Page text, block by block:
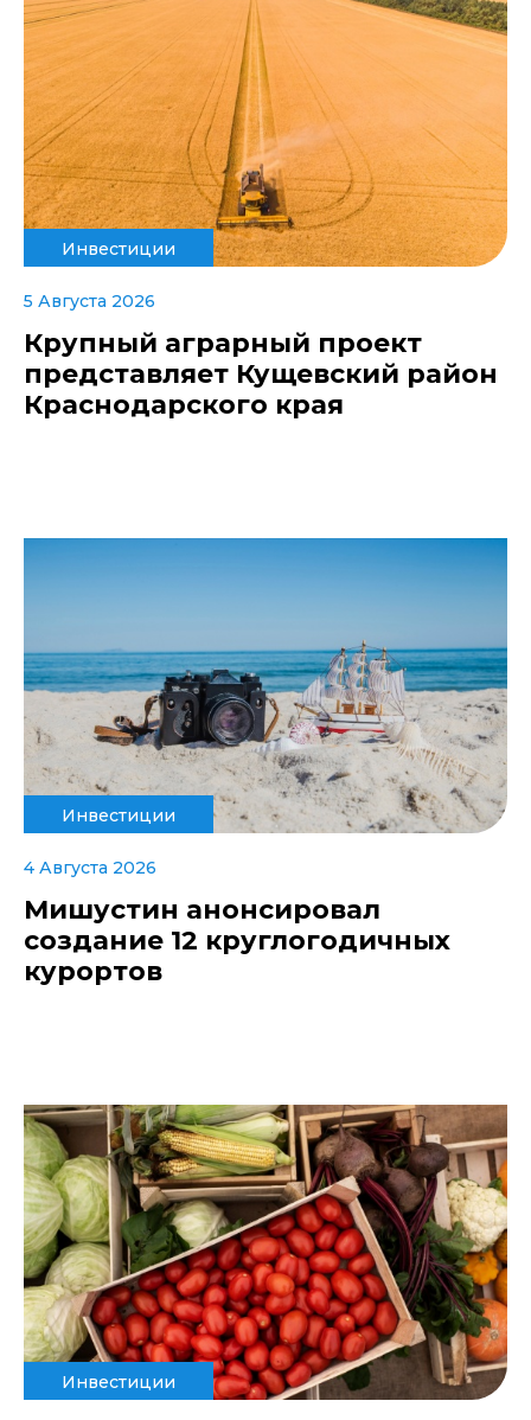
Инвестиции
5 Августа 2026
Крупный аграрный проект
представляет Кущевский район
Краснодарского края
Инвестиции
4 Августа 2026
Мишустин анонсировал
создание 12 круглогодичных
курортов
Инвестиции